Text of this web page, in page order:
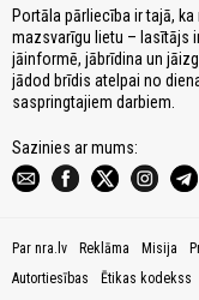
Portāla pārliecība ir tajā, ka
mazsvarīgu lietu – lasītājs
jāinformē, jābrīdina un
jādod brīdis atelpai no
saspringtajiem darbiem.
Sazinies ar mums:
Par nra.lv Reklāma Misija
Autortiesības
Ētikas kodekss